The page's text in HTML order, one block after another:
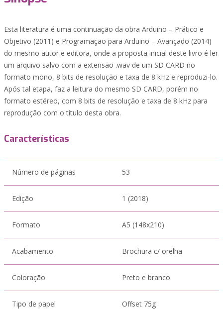
Esta literatura é uma continuação da obra Arduino – Prático e
Objetivo (2011) e Programação para Arduino – Avançado (2014)
do mesmo autor e editora, onde a proposta inicial deste livro é ler
um arquivo salvo com a extensão .wav de um SD CARD no
formato mono, 8 bits de resolução e taxa de 8 kHz e reproduzi-lo.
Após tal etapa, faz a leitura do mesmo SD CARD, porém no
formato estéreo, com 8 bits de resolução e taxa de 8 kHz para
reprodução com o título desta obra.
Características
Número de páginas 53
Edição 1 (2018)
Formato A5 (148x210)
Acabamento Brochura c/ orelha
Coloração Preto e branco
Tipo de papel Offset 75g